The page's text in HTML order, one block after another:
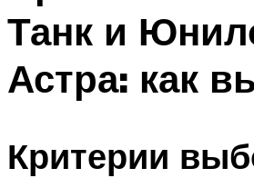
Танк и
Астра: как
Критерии